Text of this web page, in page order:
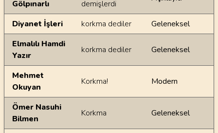
Gölpınarlı demişlerdi
Diyanet İşleri korkma dediler
Geleneksel
Elmalılı Hamdi
Yazır
korkma dediler Geleneksel
Mehmet
Okuyan
Korkma! Modern
Ömer Nasuhi
Bilmen
Korkma Geleneksel